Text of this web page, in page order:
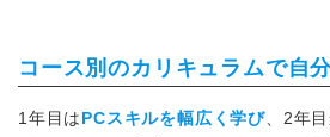
コース別のカリキュラムで自
1年目はPCスキルを幅広く学び、2年